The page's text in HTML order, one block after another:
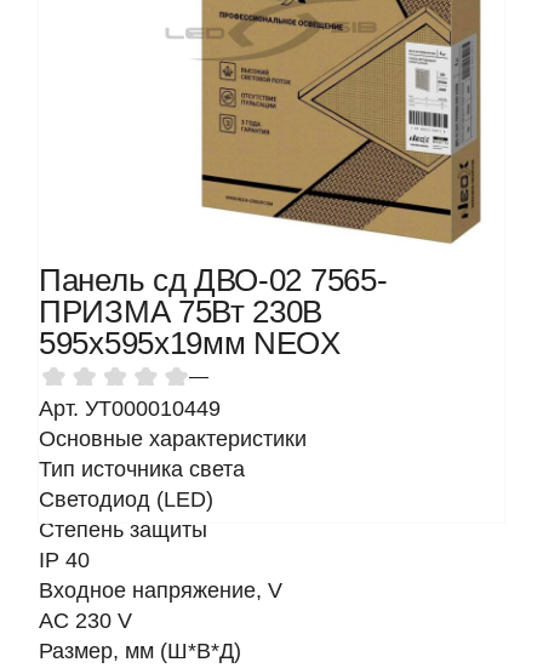
Панель сд ДВО-02 7565-
ПРИЗМА 75Вт 230В
595х595х19мм NEOX
—
Арт. УТ000010449
Основные характеристики
Тип источника света
Светодиод (LED)
Степень защиты
IP 40
Входное напряжение, V
AC 230 V
Размер, мм (Ш*В*Д)